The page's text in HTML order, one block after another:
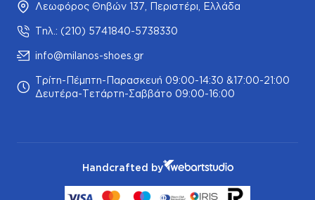
Λεωφόρος Θηβών 137, Περιστέρι, Ελλάδα
Τηλ.: (210) 5741840-5738330
info@milanos-shoes.gr
Τρίτη-Πέμπτη-Παρασκευή 09:00-14:30 &17:00-21:00
Δευτέρα-Τετάρτη-Σαββάτο 09:00-16:00
Handcrafted by